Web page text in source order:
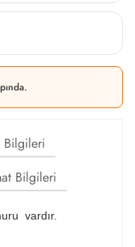
Bilgileri
Bilgileri
vardır.